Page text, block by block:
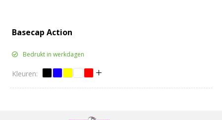
Basecap Action
Bedrukt in werkdagen